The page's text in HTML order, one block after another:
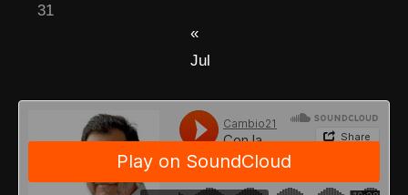
31
«
Jul